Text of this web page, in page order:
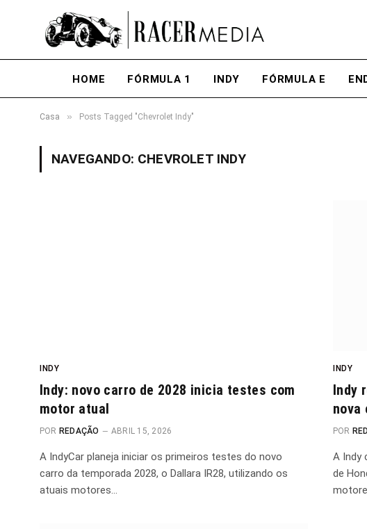
HOME FÓRMULA 1 INDY FÓRMULA E
Casa » Posts Tagged "Chevrolet Indy"
NAVEGANDO: CHEVROLET INDY
INDY
Indy: novo carro de 2028 inicia testes com
motor atual
POR REDAÇÃO ABRIL 15, 2026
A IndyCar planeja iniciar os primeiros testes do novo
carro da temporada 2028, o Dallara IR28, utilizando os
atuais motores…
INDY
Indy
nova
POR
A Indy
de